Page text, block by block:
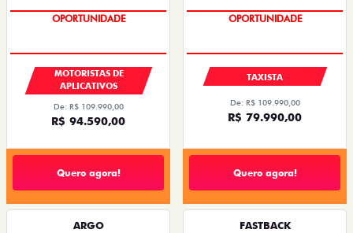
OPORTUNIDADE
MOTORISTAS DE
APLICATIVOS
De: R$ 109.990,00
R$ 94.590,00
Quero agora!
OPORTUNIDADE
TAXISTA
De: R$ 109.990,00
R$ 79.990,00
Quero agora!
ARGO FASTBACK